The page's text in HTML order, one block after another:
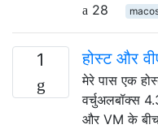
28
1 होस्ट और
मेरे पास एक
वर्चुअलबॉक्स
और VM के बीच